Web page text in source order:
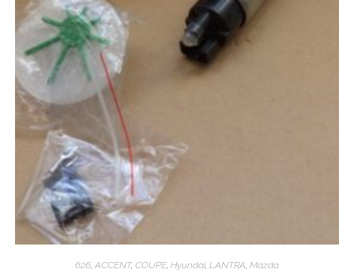
626, ACCENT, COUPE, Hyundai, LANTRA, Mazda